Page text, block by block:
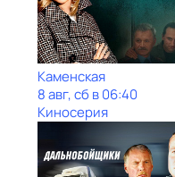
Каменская
8 авг, сб в 06:40
Киносерия